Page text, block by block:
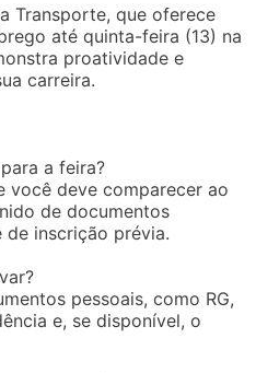
Transporte, que oferece
até quinta-feira (13) na
proatividade e
carreira.
a feira?
você deve comparecer ao
de documentos
de inscrição prévia.
pessoais, como RG,
e, se disponível, o